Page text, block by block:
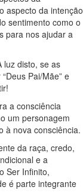
aspecto da intenção
sentimento como o
para nos ajudar a
luz disto, se as
Pai/Mãe” e
a consciência
um personagem
à nova consciência.
da raça, credo,
e a
Ser Infinito,
é parte integrante